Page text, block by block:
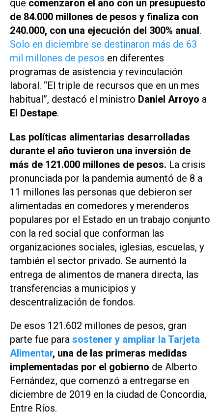
que comenzaron el año con un presupuesto
de 84.000 millones de pesos y finaliza con
240.000, con una ejecución del 300% anual.
Solo en diciembre se destinaron más de 63
mil millones de pesos en diferentes
programas de asistencia y revinculación
laboral. “El triple de recursos que en un mes
habitual”, destacó el ministro Daniel Arroyo a
El Destape.
Las políticas alimentarias desarrolladas
durante el año tuvieron una inversión de
más de 121.000 millones de pesos. La crisis
pronunciada por la pandemia aumentó de 8 a
11 millones las personas que debieron ser
alimentadas en comedores y merenderos
populares por el Estado en un trabajo conjunto
con la red social que conforman las
organizaciones sociales, iglesias, escuelas, y
también el sector privado. Se aumentó la
entrega de alimentos de manera directa, las
transferencias a municipios y
descentralización de fondos.
De esos 121.602 millones de pesos, gran
parte fue para sostener y ampliar la Tarjeta
Alimentar, una de las primeras medidas
implementadas por el gobierno de Alberto
Fernández, que comenzó a entregarse en
diciembre de 2019 en la ciudad de Concordia,
Entre Ríos.